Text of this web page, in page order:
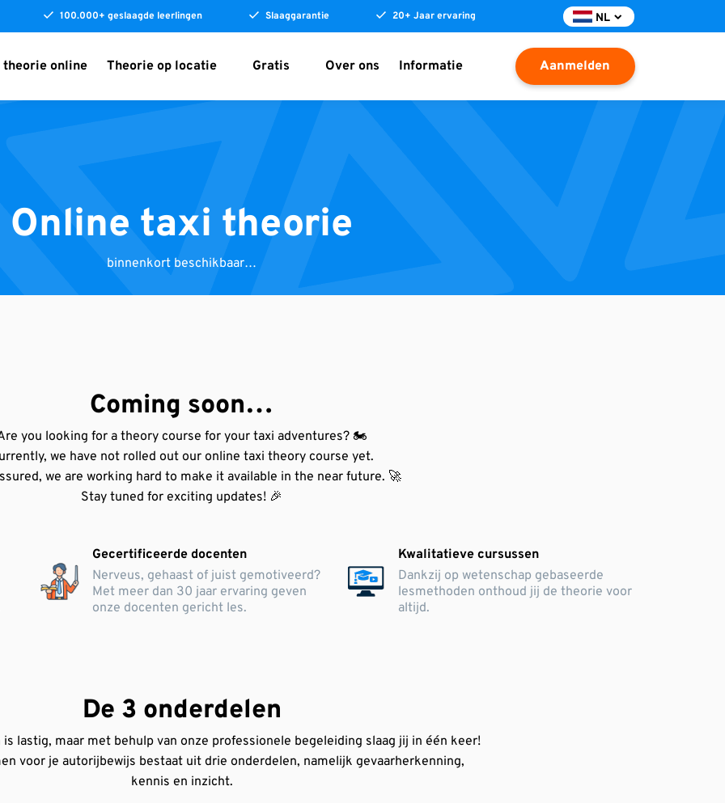
100.000+ geslaagde leerlingen Slaaggarantie 20+ Jaar ervaring NL
theorie online Theorie op locatie Gratis Over ons Informatie Aanmelden
Online taxi theorie
binnenkort beschikbaar…
Coming soon…
you looking for a theory course for your taxi adventures? 🏍️
we have not rolled out our online taxi theory course yet.
we are working hard to make it available in the near future. 🚀
Stay tuned for exciting updates! 🎉
Gecertificeerde docenten
Nerveus, gehaast of juist gemotiveerd?
Met meer dan 30 jaar ervaring geven
onze docenten gericht les.
Kwalitatieve cursussen
Dankzij op wetenschap gebaseerde
lesmethoden onthoud jij de theorie voor
altijd.
De 3 onderdelen
lastig, maar met behulp van onze professionele begeleiding slaag jij in één keer!
voor je autorijbewijs bestaat uit drie onderdelen, namelijk gevaarherkenning,
kennis en inzicht.